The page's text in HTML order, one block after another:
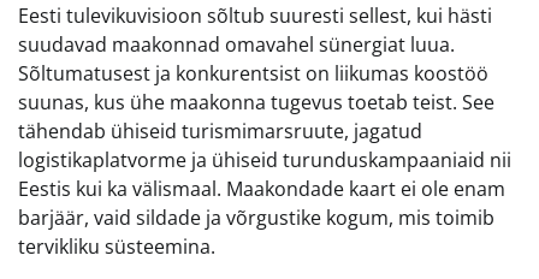
Eesti tulevikuvisioon sõltub suuresti sellest, kui hästi
suudavad maakonnad omavahel sünergiat luua.
Sõltumatusest ja konkurentsist on liikumas koostöö
suunas, kus ühe maakonna tugevus toetab teist. See
tähendab ühiseid turismimarsruute, jagatud
logistikaplatvorme ja ühiseid turunduskampaaniaid nii
Eestis kui ka välismaal. Maakondade kaart ei ole enam
barjäär, vaid sildade ja võrgustike kogum, mis toimib
tervikliku süsteemina.